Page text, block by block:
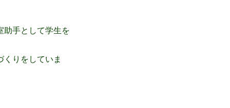
助手として学生を
りをしていま